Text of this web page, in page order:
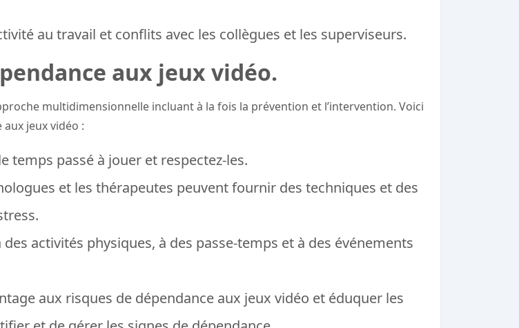
au travail et conflits avec les collègues et les superviseurs.
aux jeux vidéo.
multidimensionnelle incluant à la fois la prévention et l’intervention. Voici
jeux vidéo :
temps passé à jouer et respectez-les.
et les thérapeutes peuvent fournir des techniques et des
activités physiques, à des passe-temps et à des événements
aux risques de dépendance aux jeux vidéo et éduquer les